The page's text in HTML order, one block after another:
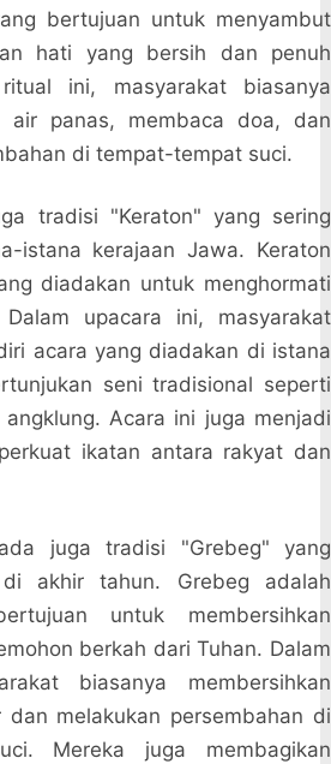
bertujuan untuk menyambut
hati yang bersih dan penuh
ini, masyarakat biasanya
air panas, membaca doa, dan
di tempat-tempat suci.
tradisi "Keraton" yang sering
istana kerajaan Jawa. Keraton
diadakan untuk menghormati
upacara ini, masyarakat
acara yang diadakan di istana
seni tradisional seperti
Acara ini juga menjadi
ikatan antara rakyat dan
juga tradisi "Grebeg" yang
akhir tahun. Grebeg adalah
untuk membersihkan
berkah dari Tuhan. Dalam
biasanya membersihkan
dan melakukan persembahan di
Mereka juga membagikan